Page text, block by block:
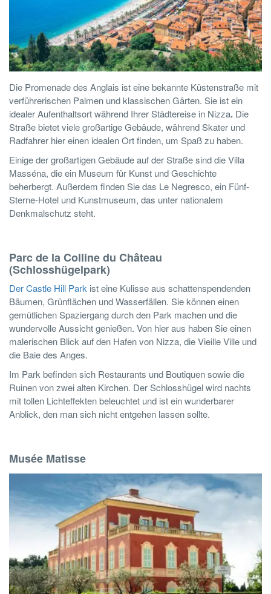
Die Promenade des Anglais ist eine bekannte Küstenstraße mit
verführerischen Palmen und klassischen Gärten. Sie ist ein
idealer Aufenthaltsort während Ihrer Städtereise in Nizza. Die
Straße bietet viele großartige Gebäude, während Skater und
Radfahrer hier einen idealen Ort finden, um Spaß zu haben.
Einige der großartigen Gebäude auf der Straße sind die Villa
Masséna, die ein Museum für Kunst und Geschichte
beherbergt. Außerdem finden Sie das Le Negresco, ein Fünf-
Sterne-Hotel und Kunstmuseum, das unter nationalem
Denkmalschutz steht.
Parc de la Colline du Château
(Schlosshügelpark)
Der Castle Hill Park ist eine Kulisse aus schattenspendenden
Bäumen, Grünflächen und Wasserfällen. Sie können einen
gemütlichen Spaziergang durch den Park machen und die
wundervolle Aussicht genießen. Von hier aus haben Sie einen
malerischen Blick auf den Hafen von Nizza, die Vieille Ville und
die Baie des Anges.
Im Park befinden sich Restaurants und Boutiquen sowie die
Ruinen von zwei alten Kirchen. Der Schlosshügel wird nachts
mit tollen Lichteffekten beleuchtet und ist ein wunderbarer
Anblick, den man sich nicht entgehen lassen sollte.
Musée Matisse